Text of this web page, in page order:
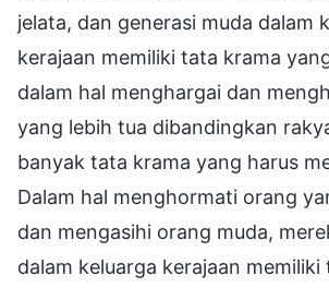
jelata, dan generasi muda dalam
kerajaan memiliki tata krama
dalam hal menghargai dan
yang lebih tua dibandingkan
banyak tata krama yang harus
Dalam hal menghormati orang
dan mengasihi orang muda,
dalam keluarga kerajaan